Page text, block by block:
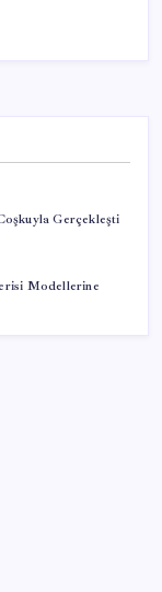
Gerçekleşti
Modellerine